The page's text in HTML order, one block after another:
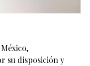
su disposición y